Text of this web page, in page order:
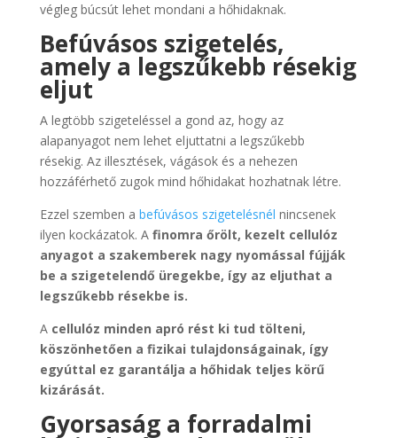
végleg búcsút lehet mondani a hőhidaknak.
Befúvásos szigetelés,
amely a legszűkebb résekig
eljut
A legtöbb szigeteléssel a gond az, hogy az
alapanyagot nem lehet eljuttatni a legszűkebb
résekig. Az illesztések, vágások és a nehezen
hozzáférhető zugok mind hőhidakat hozhatnak létre.
Ezzel szemben a befúvásos szigetelésnél nincsenek
ilyen kockázatok. A finomra őrölt, kezelt cellulóz
anyagot a szakemberek nagy nyomással fújják
be a szigetelendő üregekbe, így az eljuthat a
legszűkebb résekbe is.
A cellulóz minden apró rést ki tud tölteni,
köszönhetően a fizikai tulajdonságainak, így
egyúttal ez garantálja a hőhidak teljes körű
kizárását.
Gyorsaság a forradalmi